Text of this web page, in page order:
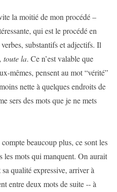
la moitié de mon procédé –
qui est le procédé en
substantifs et adjectifs. Il
toute la. Ce n’est valable que
mêmes, pensent au mot “vérité”
nette à quelques endroits de
sers des mots que je ne mets
beaucoup plus, ce sont les
les mots qui manquent. On aurait
qualité expressive, arriver à
entre deux mots de suite -- à